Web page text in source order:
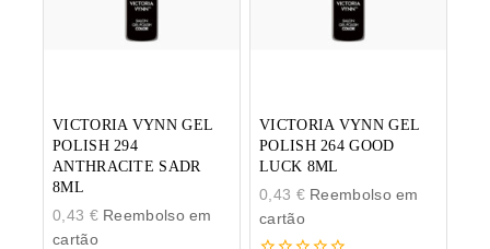
VICTORIA VYNN GEL
POLISH 294
ANTHRACITE SADR
8ML
0,43 €Reembolso em
cartão
VICTORIA VYNN GEL
POLISH 264 GOOD
LUCK 8ML
0,43 €Reembolso em
cartão